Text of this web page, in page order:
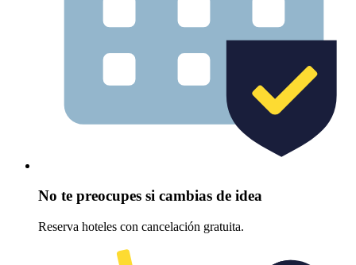
No te preocupes si cambias de idea
Reserva hoteles con cancelación gratuita.